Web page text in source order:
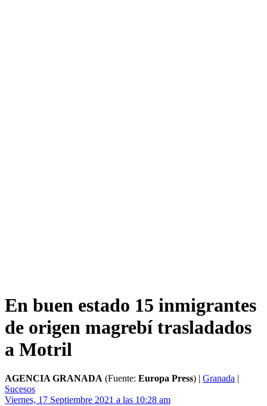
En buen estado 15 inmigrantes
de origen magrebí trasladados
a Motril
AGENCIA GRANADA (Fuente: Europa Press) | Granada |
Sucesos
Viernes, 17 Septiembre 2021 a las 10:28 am